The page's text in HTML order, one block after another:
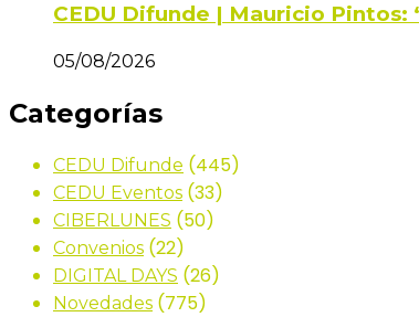
CEDU Difunde | Mauricio Pintos:
05/08/2026
Categorías
CEDU Difunde (445)
CEDU Eventos (33)
CIBERLUNES (50)
Convenios (22)
DIGITAL DAYS (26)
Novedades (775)